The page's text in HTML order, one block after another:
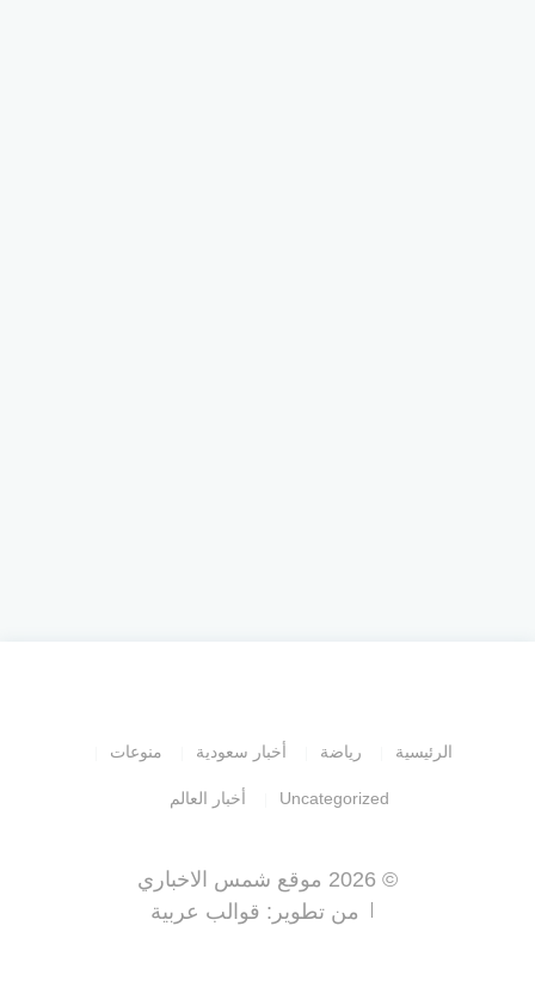
الرئيسية رياضة أخبار سعودية منوعات
Uncategorized أخبار العالم
© 2026 موقع شمس الاخباري
من تطوير: قوالب عربية